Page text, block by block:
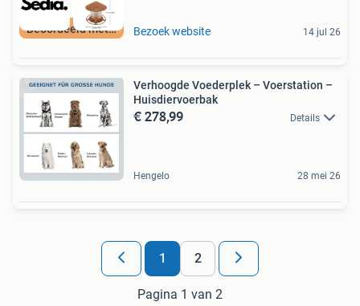
Beoordeeld met 9+ Bezoek website 14 jul 26
Verhoogde Voederplek – Voerstation –
Huisdiervoerbak
€ 278,99 Details
Hengelo 28 mei 26
1 2
Pagina 1 van 2